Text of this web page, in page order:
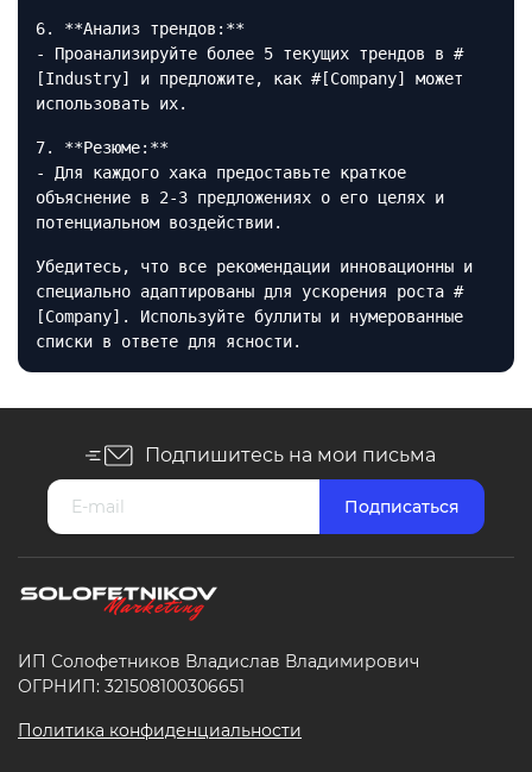
6. **Анализ трендов:**
- Проанализируйте более 5 текущих трендов в #
[Industry] и предложите, как #[Company] может
использовать их.
7. **Резюме:**
- Для каждого хака предоставьте краткое
объяснение в 2-3 предложениях о его целях и
потенциальном воздействии.
Убедитесь, что все рекомендации инновационны и
специально адаптированы для ускорения роста #
[Company]. Используйте буллиты и нумерованные
списки в ответе для ясности.
Подпишитесь на мои письма
ИП Солофетников Владислав Владимирович
ОГРНИП: 321508100306651
Политика конфиденциальности